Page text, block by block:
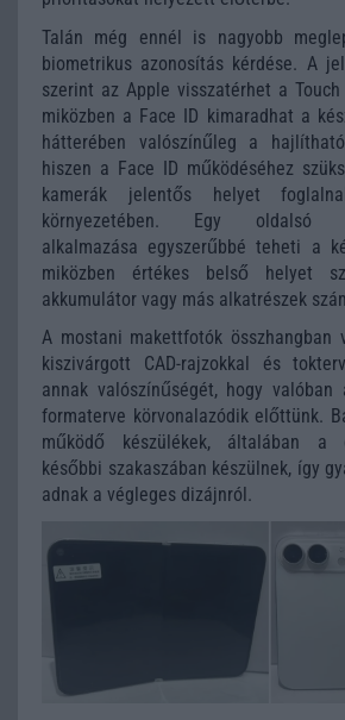
Talán még ennél is nagyobb
biometrikus azonosítás kérdése. A
szerint az Apple visszatérhet a
miközben a Face ID kimaradhat a
hátterében valószínűleg a
hiszen a Face ID működéséhez
kamerák jelentős helyet
környezetében. Egy oldalsó
alkalmazása egyszerűbbé teheti a
miközben értékes belső helyet
akkumulátor vagy más alkatrészek
A mostani makettfotók összhangban
kiszivárgott CAD-rajzokkal és
annak valószínűségét, hogy valóban
formaterve körvonalazódik előttünk.
működő készülékek, általában a
későbbi szakaszában készülnek, így
adnak a végleges dizájnról.